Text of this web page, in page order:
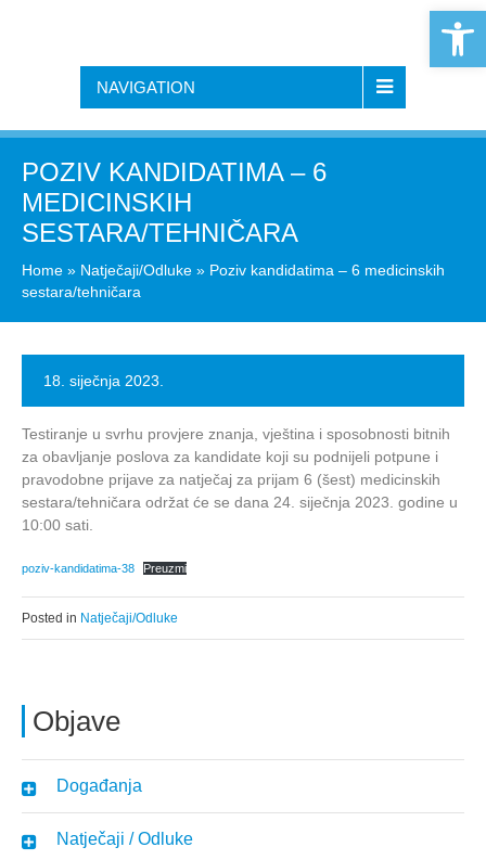
NAVIGATION
POZIV KANDIDATIMA – 6
MEDICINSKIH
SESTARA/TEHNIČARA
Home » Natječaji/Odluke » Poziv kandidatima – 6 medicinskih
sestara/tehničara
Objave
Događanja
Natječaji / Odluke
18. siječnja 2023.
Testiranje u svrhu provjere znanja, vještina i sposobnosti bitnih
za obavljanje poslova za kandidate koji su podnijeli potpune i
pravodobne prijave za natječaj za prijam 6 (šest) medicinskih
sestara/tehničara održat će se dana 24. siječnja 2023. godine u
10:00 sati.
poziv-kandidatima-38 Preuzmi
Posted in Natječaji/Odluke